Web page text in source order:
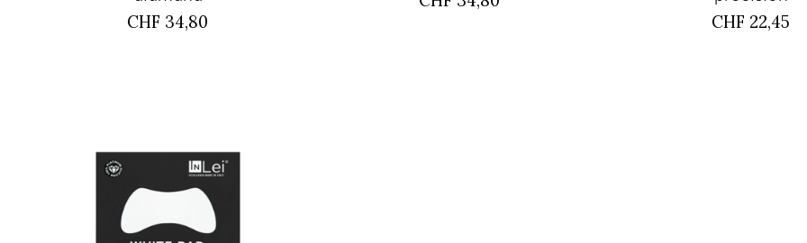
CHF 34,80 CHF 22,45